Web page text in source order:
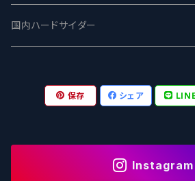
志賀高原ビール - SIGAKOGEN
箕面ビール - MINOH BEER
サンクトガーレン - Sankt Gallen
FirestoneWalker ファイアストーン
Mikkeller ミッケラー
Hop Nation ホップネーション
The Flying Inn / ザ フライイング イン
Lambiek Fabriek - ファブリーク
Marble / マーブル
TAIHU - タイフー
Behemoth - ベヒーモス
CO-CONSPIRATORS コ・コンスピレー
Deep Creek Brewing Co.
8 Wired エイトワイアード
Westbrook ウェストブルック
Strathcona ストラスコナ
ODIN BREWING オディン
Karmeliten カーメリテン
Früh フリュー
Plank プランク
国内ハードサイダー
保存 シェア
Instagram